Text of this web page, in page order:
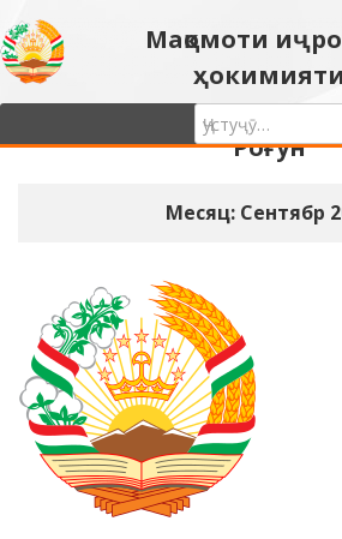
Мақомоти
ҳокимияти
давлатии
Роғун
Месяц: Сентябр